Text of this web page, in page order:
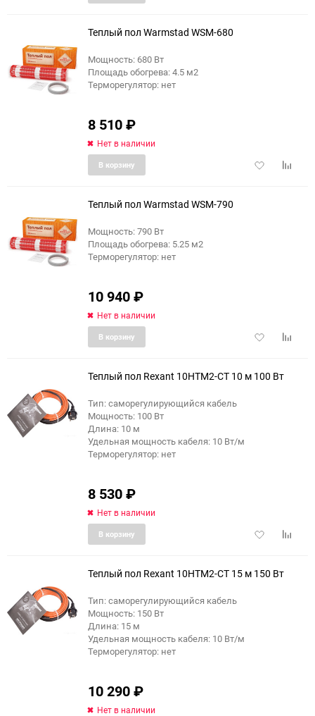
Теплый пол Warmstad WSM-680
Мощность: 680 Вт
Площадь обогрева: 4.5 м2
Терморегулятор: нет
8 510₽
Нет в наличии
Добавить
В корзину
Теплый пол Warmstad WSM-790
Мощность: 790 Вт
Площадь обогрева: 5.25 м2
Терморегулятор: нет
10 940₽
Нет в наличии
Добавить
В корзину
Теплый пол Rexant 10HTM2-CT 10 м 100 Вт
Тип: саморегулирующийся кабель
Мощность: 100 Вт
Длина: 10 м
Удельная мощность кабеля: 10 Вт/м
Терморегулятор: нет
8 530₽
Нет в наличии
Добавить
В корзину
Теплый пол Rexant 10HTM2-CT 15 м 150 Вт
Тип: саморегулирующийся кабель
Мощность: 150 Вт
Длина: 15 м
Удельная мощность кабеля: 10 Вт/м
Терморегулятор: нет
10 290₽
Нет в наличии